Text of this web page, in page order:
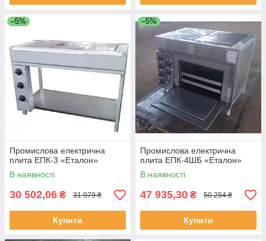
–5%
Промислова електрична
плита ЕПК-3 «Еталон»
В наявності
30 502,06 ₴ 31 979 ₴
Купити
–5%
Промислова електрична
плита ЕПК-4ШБ «Еталон»
В наявності
47 935,30 ₴ 50 254 ₴
Купити